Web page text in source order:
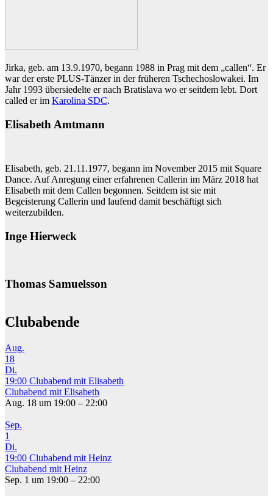
Jirka, geb. am 13.9.1970, begann 1988 in Prag mit dem „callen“. Er
war der erste PLUS-Tänzer in der früheren Tschechoslowakei. Im
Jahr 1993 übersiedelte er nach Bratislava wo er seitdem lebt. Dort
called er im Karolina SDC.
Elisabeth Amtmann
Elisabeth, geb. 21.11.1977, begann im November 2015 mit Square
Dance. Auf Anregung einer erfahrenen Callerin im März 2018 hat
Elisabeth mit dem Callen begonnen. Seitdem ist sie mit
Begeisterung Callerin und laufend damit beschäftigt sich
weiterzubilden.
Inge Hierweck
Thomas Samuelsson
Clubabende
Aug.
18
Di.
19:00 Clubabend mit Elisabeth
Clubabend mit Elisabeth
Aug. 18 um 19:00 – 22:00
Sep.
1
Di.
19:00 Clubabend mit Heinz
Clubabend mit Heinz
Sep. 1 um 19:00 – 22:00